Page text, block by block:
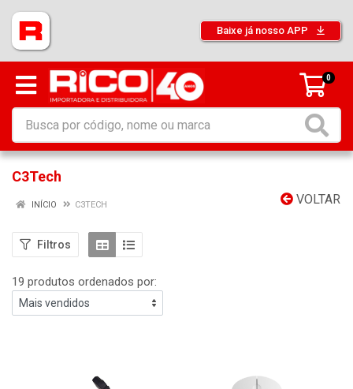
Baixe já nosso APP
0
C3Tech
VOLTAR
INÍCIO C3TECH
Filtros
19 produtos ordenados por: